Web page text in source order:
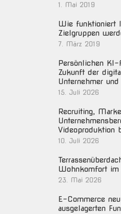
1. Mai 2019
Wie funktioniert
Zielgruppen
7. März 2019
Persönlichen
Zukunft der
Unternehmer
15. Juli 2026
Recruiting,
Videoproduktion
10. Juli 2026
Wohnkomfort im
23. Mai 2026
E-Commerce
ausgelagerten